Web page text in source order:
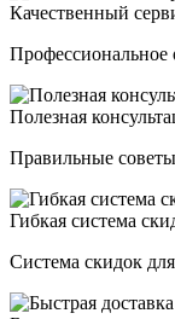
Качественный
Профессиональное
Полезная
Правильные
Гибкая система
Система скидок